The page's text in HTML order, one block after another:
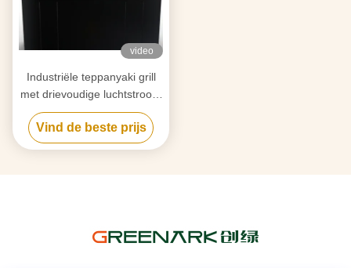
video
Industriële teppanyaki grill
met drievoudige luchtstroom
rookreiniging en anti-
verstoppingstechnologie
Vind de beste prijs